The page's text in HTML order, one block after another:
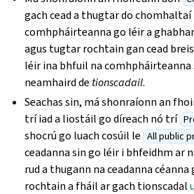
gach cead a thugtar do chomhaltaí
comhpháirteanna go léir a
agus tugtar rochtain gan cead
léir ina bhfuil na comhpháirteanna
neamhaird de tionscadail.
Seachas sin, má shonraíonn an
trí iad a liostáil go díreach nó trí
shocrú go luach cosúil le All public
ceadanna sin go léir i bhfeidhm ar
rud a thugann na ceadanna
rochtain a fháil ar gach tionscadal